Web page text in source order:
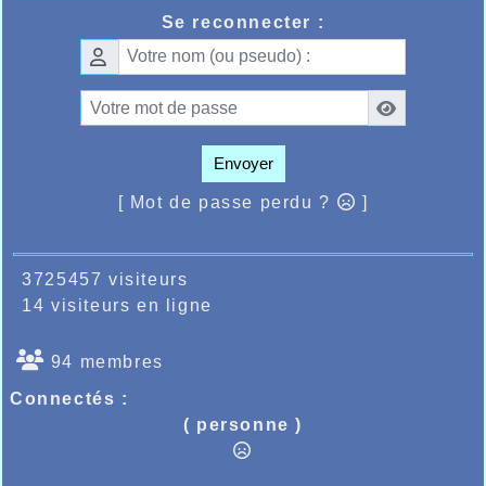
Quelques féminines avaient organisé leur
déplacement en Espagne au marathon de
Séville où un grand nombre de coureurs
Français avaient eu la même idée, elles
devaient très bien s’en sortir et afficher de
bonnes performances, la première à passer la
ligne devait être Cécile Dame qui réalisait
3h23’53’’, un peu derrière Chloé Canfin
terminait elle en 3h24’53’’ puis Amélie
Delfairière terminait en 3h40’01’’ et Céleste
Faria en 3h49’42’’, félicitations les filles…
Se reconnecter :
Envoyer
[ Mot de passe perdu ? ]
3725457 visiteurs
14 visiteurs en ligne
94 membres
Connectés :
( personne )